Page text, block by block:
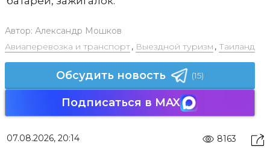
Автор: Александр Мошков
Авиаперевозка и транспорт, Выездной туризм , Таиланд
Обсудить новость (15)
Подписаться в MAX
07.08.2026, 20:14 8163